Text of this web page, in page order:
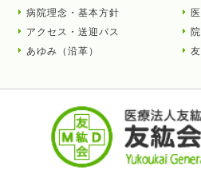
病院理念・基本方針
アクセス・送迎バス
あゆみ（沿革）